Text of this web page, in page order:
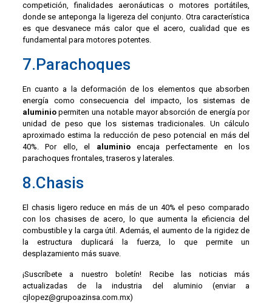
competición, finalidades aeronáuticas o motores portátiles,
donde se anteponga la ligereza del conjunto. Otra característica
es que desvanece más calor que el acero, cualidad que es
fundamental para motores potentes.
7.Parachoques
En cuanto a la deformación de los elementos que absorben
energía como consecuencia del impacto, los sistemas de
aluminiopermiten una notable mayor absorción de energía por
unidad de peso que los sistemas tradicionales. Un cálculo
aproximado estima la reducción de peso potencial en más del
40%. Por ello, el aluminioencaja perfectamente en los
parachoques frontales, traseros y laterales.
8.Chasis
El chasis ligero reduce en más de un 40% el peso comparado
con los chasises de acero, lo que aumenta la eficiencia del
combustible y la carga útil. Además, el aumento de la rigidez de
la estructura duplicará la fuerza, lo que permite un
desplazamiento más suave.
¡Suscríbete a nuestro boletín! Recibe las noticias más
actualizadas de la industria del aluminio (enviar a
cjlopez@grupoazinsa.com.mx)